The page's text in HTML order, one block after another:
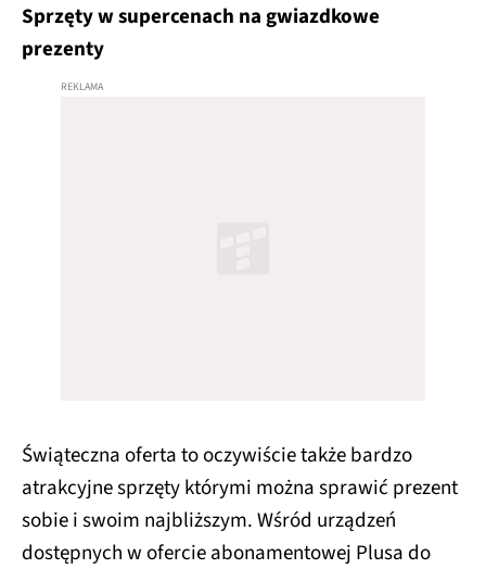
Sprzęty w supercenach na gwiazdkowe
prezenty
Świąteczna oferta to oczywiście także bardzo
atrakcyjne sprzęty którymi można sprawić prezent
sobie i swoim najbliższym. Wśród urządzeń
dostępnych w ofercie abonamentowej Plusa do